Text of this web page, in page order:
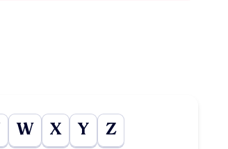
W X Y Z